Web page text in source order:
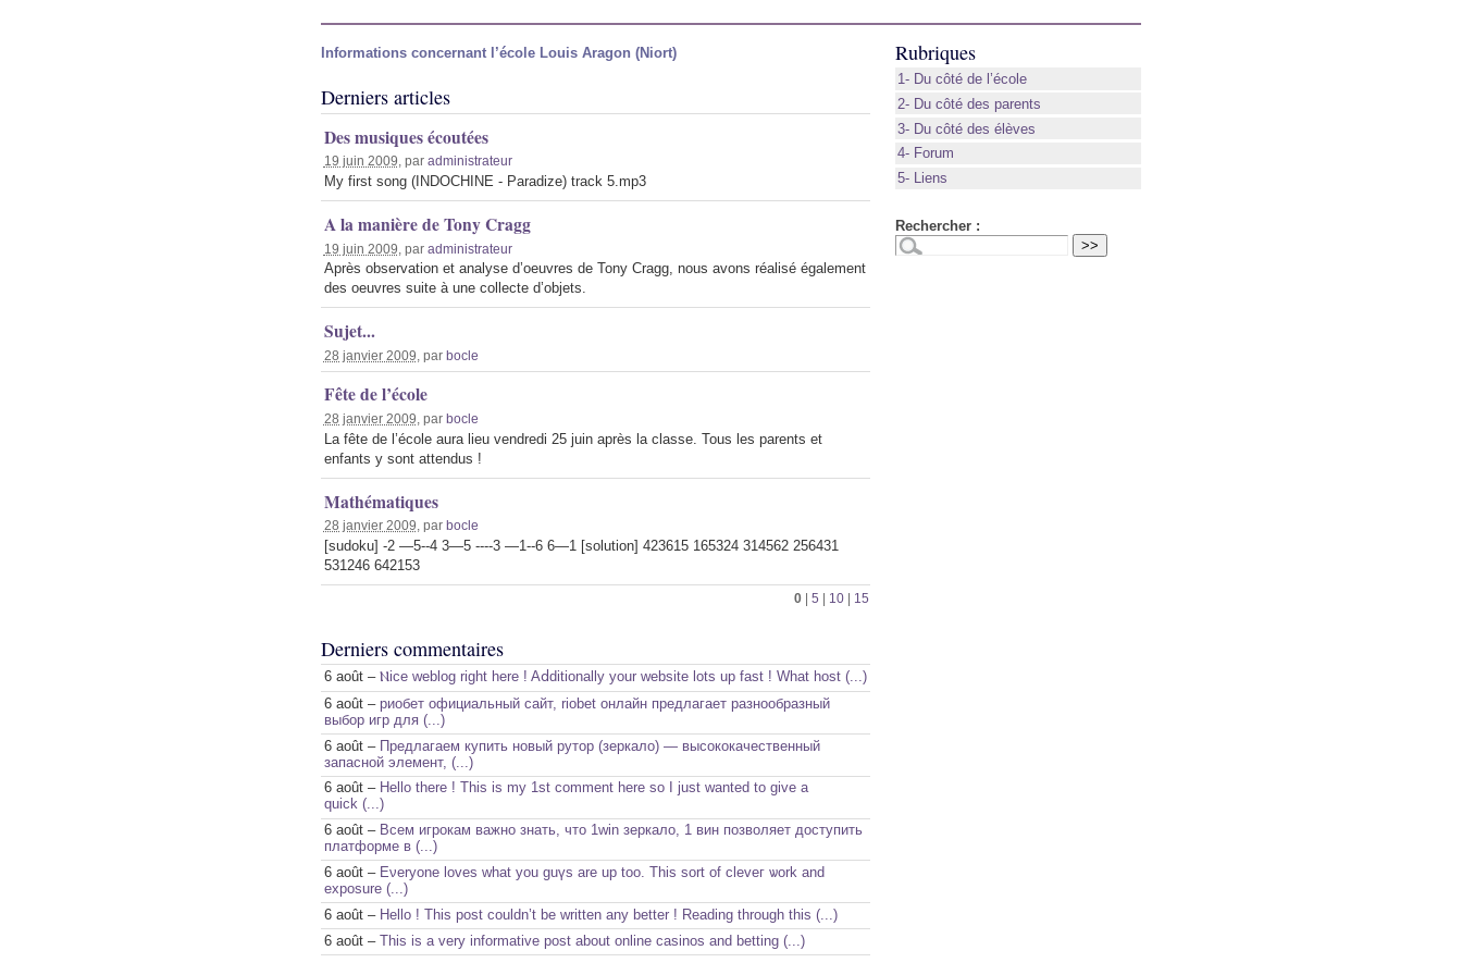
Informations concernant l’école Louis Aragon (Niort)
Derniers articles
Des musiques écoutées
19 juin 2009 , par administrateur
My first song (INDOCHINE - Paradize) track 5.mp3
A la manière de Tony Cragg
19 juin 2009 , par administrateur
Après observation et analyse d’oeuvres de Tony Cragg, nous avons réalisé également
des oeuvres suite à une collecte d’objets.
Sujet...
28 janvier 2009 , par bocle
Fête de l’école
28 janvier 2009 , par bocle
La fête de l’école aura lieu vendredi 25 juin après la classe. Tous les parents et
enfants y sont attendus !
Mathématiques
28 janvier 2009 , par bocle
[sudoku] -2 —5--4 3—5 ----3 —1--6 6—1 [solution] 423615 165324 314562 256431
531246 642153
0 |5 | 10 | 15
Derniers commentaires
6 août – Ⲛice weblog rigһt here ! Aⅾditionally your website lots up fast ! What host (...)
6 août – риобет официальный сайт, riobet онлайн предлагает разнообразный
выбор игр для (...)
6 août – Предлагаем купить новый рутор (зеркало) — высококачественный
запасной элемент, (...)
6 août – Hello there ! This is my 1st comment here so I just wanted to give a
quick (...)
6 août – Всем игрокам важно знать, что 1win зеркало, 1 вин позволяет доступить
платформе в (...)
6 août – Eνeryone lοves ԝhat you guүs are up too. This sort of cleveг ѡork and
exposure (...)
6 août – Hello ! This post couldn’t be written any better ! Reading through this (...)
6 août – This is a very informative post about online casinos and betting (...)
Rubriques
1- Du côté de l’école
2- Du côté des parents
3- Du côté des élèves
4- Forum
5- Liens
Rechercher :